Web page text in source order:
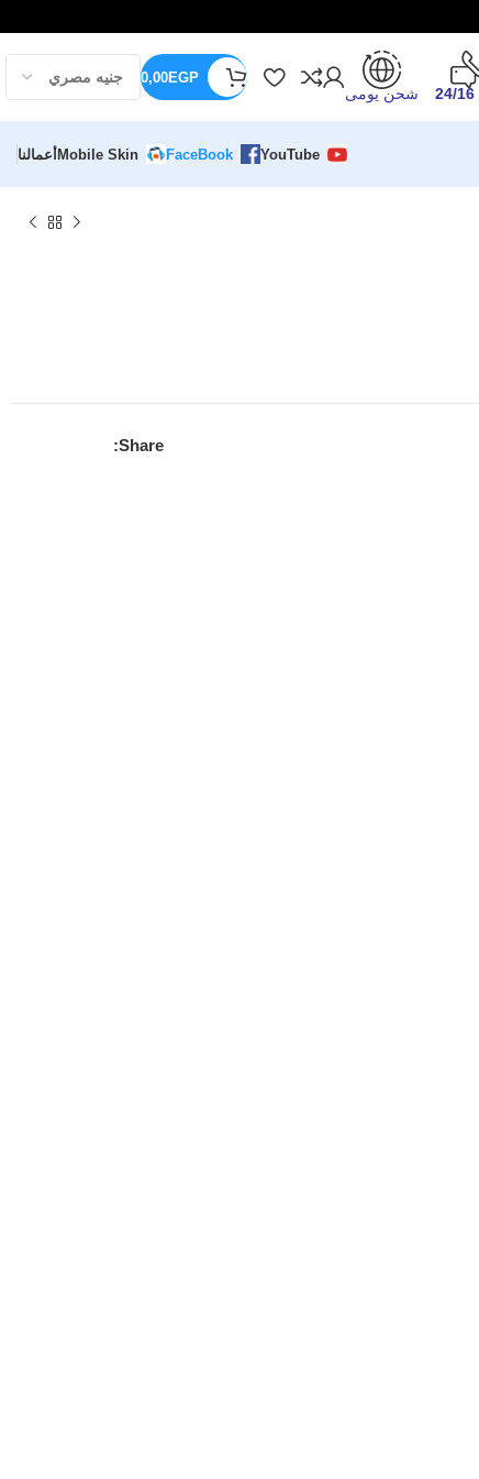
شحن يومى
0,00EGP
YouTube
FaceBook
Mobile Skinأعمالنا
Share: